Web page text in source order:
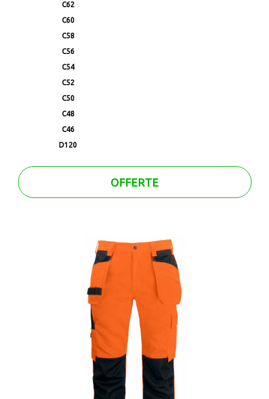
C62
C60
C58
C56
C54
C52
C50
C48
C46
D120
OFFERTE